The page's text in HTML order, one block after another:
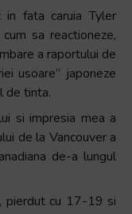
fata caruia Tyler
sa reactioneze,
a raportului de
usoare” japoneze
de tinta.
si impresia mea a
de la Vancouver a
de-a lungul
pierdut cu 17-19 si